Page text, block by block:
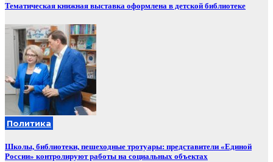
Тематическая книжная выставка оформлена в детской библиотеке
Политика
Школы, библиотеки, пешеходные тротуары: представители «Единой
России» контролируют работы на социальных объектах